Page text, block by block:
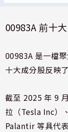
00983A 前十
00983A 是一檔
十大成分股反映
截至 2025 年 9
拉（Tesla Inc）
Palantir 等具代